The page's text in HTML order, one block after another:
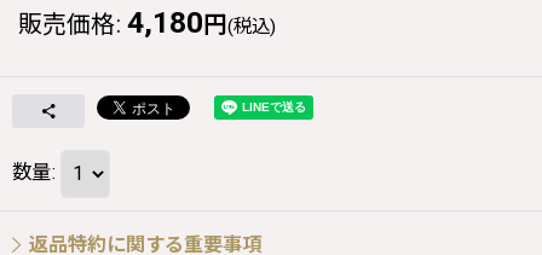
販売価格: 4,180 円 (税込)
数量:
返品特約に関する重要事項